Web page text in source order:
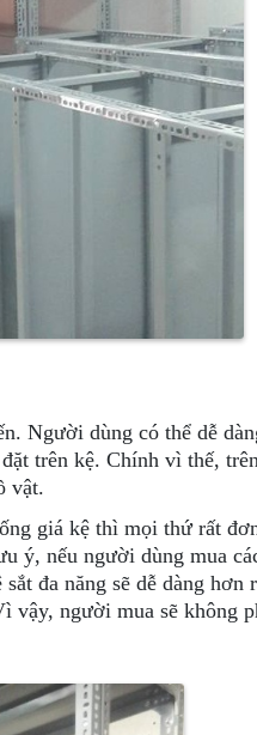
Người dùng có thể dễ
trên kệ. Chính vì thế,
vật.
giá kệ thì mọi thứ rất
ý, nếu người dùng mua
đa năng sẽ dễ dàng hơn
vậy, người mua sẽ không